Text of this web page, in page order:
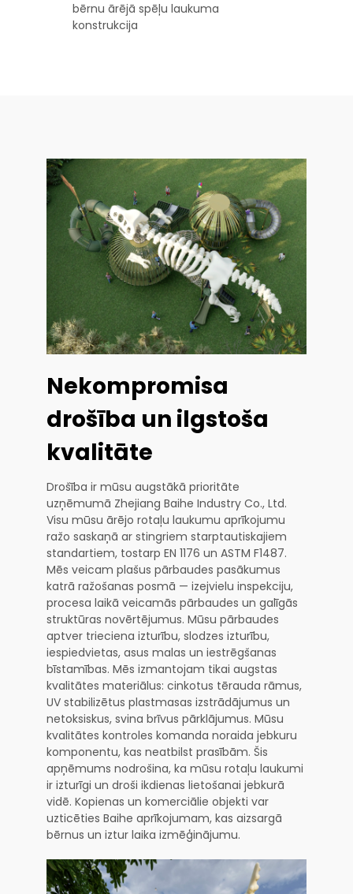
bērnu ārējā spēļu laukuma
konstrukcija
Nekompromisa
drošība un ilgstoša
kvalitāte
Drošība ir mūsu augstākā prioritāte
uzņēmumā Zhejiang Baihe Industry Co., Ltd.
Visu mūsu ārējo rotaļu laukumu aprīkojumu
ražo saskaņā ar stingriem starptautiskajiem
standartiem, tostarp EN 1176 un ASTM F1487.
Mēs veicam plašus pārbaudes pasākumus
katrā ražošanas posmā — izejvielu inspekciju,
procesa laikā veicamās pārbaudes un galīgās
struktūras novērtējumus. Mūsu pārbaudes
aptver trieciena izturību, slodzes izturību,
iespiedvietas, asus malas un iestrēgšanas
bīstamības. Mēs izmantojam tikai augstas
kvalitātes materiālus: cinkotus tērauda rāmus,
UV stabilizētus plastmasas izstrādājumus un
netoksiskus, svina brīvus pārklājumus. Mūsu
kvalitātes kontroles komanda noraida jebkuru
komponentu, kas neatbilst prasībām. Šis
apņēmums nodrošina, ka mūsu rotaļu laukumi
ir izturīgi un droši ikdienas lietošanai jebkurā
vidē. Kopienas un komerciālie objekti var
uzticēties Baihe aprīkojumam, kas aizsargā
bērnus un iztur laika izmēģinājumu.